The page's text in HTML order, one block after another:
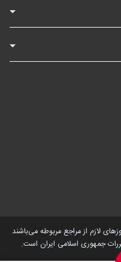
لازم از مراجع مربوطه می‌باشند
جمهوری اسلامی ایران است.